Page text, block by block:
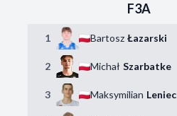
F3A
1 Bartosz Łazarski
2 Michał Szarbatke
3 Maksymilian Leniec